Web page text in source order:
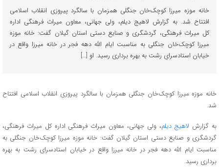
خانه موزه میرزا کوچک‌خان جنگلی همزمان با سالگرد پیروزی انقلاب اسلامی
افتتاح شد. به گزارش لاهیج دیلم، ولی جهانی، معاون میراث فرهنگی اداره
کل میراث فرهنگی، گردشگری و صنایع دستی استان گیلان گفت: خانه موزه
میرزا کوچک‌خان جنگلی به مناسبت ایام الله دهه فجر در خانه میرزا واقع در
خیابان استادسرای رشت به بهره برداری رسید. او […]
خانه موزه میرزا کوچک‌خان جنگلی همزمان با سالگرد پیروزی انقلاب اسلامی افتتاح
شد.
به گزارش لاهیج دیلم، ولی جهانی، معاون میراث فرهنگی اداره کل میراث فرهنگی،
گردشگری و صنایع دستی استان گیلان گفت: خانه موزه میرزا کوچک‌خان جنگلی به
مناسبت ایام الله دهه فجر در خانه میرزا واقع در خیابان استادسرای رشت به بهره
برداری رسید.